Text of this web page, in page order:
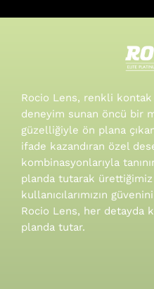
Rocio Lens, renkli
deneyim sunan öncü bir
güzelliğiyle ön plana
ifade kazandıran özel
kombinasyonlarıyla
planda tutarak
kullanıcılarımızın
Rocio Lens, her detayda
planda tutar.